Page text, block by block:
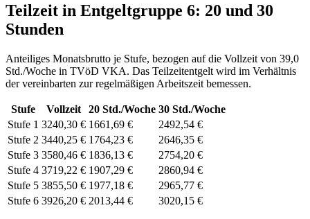
Teilzeit in Entgeltgruppe 6: 20 und 30
Stunden
Anteiliges Monatsbrutto je Stufe, bezogen auf die Vollzeit von 39,0
Std./Woche in TVöD VKA. Das Teilzeitentgelt wird im Verhältnis
der vereinbarten zur regelmäßigen Arbeitszeit bemessen.
Stufe Vollzeit 20 Std./Woche 30 Std./Woche
Stufe 1 3240,30 € 1661,69 €
2492,54 €
Stufe 2 3440,25 € 1764,23 €
2646,35 €
Stufe 3 3580,46 € 1836,13 €
2754,20 €
Stufe 4 3719,22 € 1907,29 €
2860,94 €
Stufe 5 3855,50 € 1977,18 €
2965,77 €
Stufe 6 3926,20 € 2013,44 € 3020,15 €